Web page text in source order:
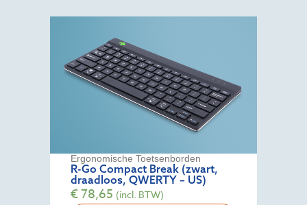
Ergonomische Toetsenborden
R-Go Compact Break (zwart,
draadloos, QWERTY – US)
€78,65 (incl. BTW)